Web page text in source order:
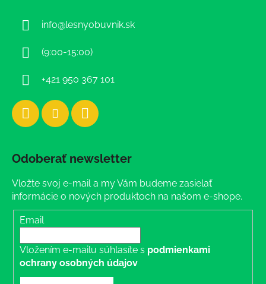
info@lesnyobuvnik.sk
(9:00-15:00)
+421 950 367 101
Odoberať newsletter
Vložte svoj e-mail a my Vám budeme zasielať
informácie o nových produktoch na našom e-shope.
Email
Vložením e-mailu súhlasíte s podmienkami
ochrany osobných údajov